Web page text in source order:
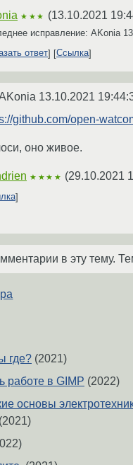
★★★ (13.10.2021
исправление: AKonia
ответ
Ссылка
13.10.2021
github.com/open-
оно живое.
★★★★ (29.10.2021
в эту тему.
где? (2021)
работе в GIMP (2022)
основы
(2021)